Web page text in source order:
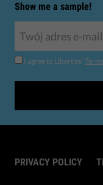
Show me a sample!
I agree to Liberties'
PRIVACY POLICY